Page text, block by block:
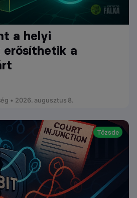
a helyi
erősíthetik a
• 2026. augusztus 8.
Tőzsde